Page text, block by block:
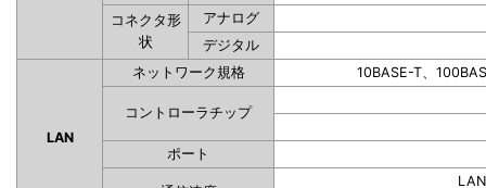
コネクタ形
状
アナログ
デジタル
LAN
ネットワーク規格 10BASE-T、
コントローラチップ
ポート